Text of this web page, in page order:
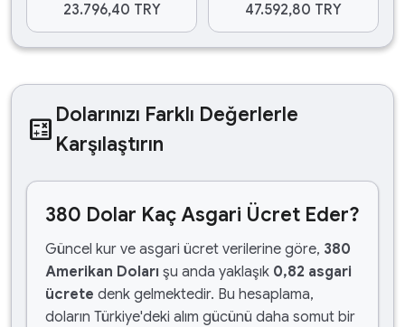
23.796,40 TRY
47.592,80 TRY
calculate Dolarınızı Farklı Değerlerle
Karşılaştırın
380 Dolar Kaç Asgari Ücret Eder?
Güncel kur ve asgari ücret verilerine göre, 380
Amerikan Doları şu anda yaklaşık 0,82 asgari
ücrete denk gelmektedir. Bu hesaplama,
doların Türkiye'deki alım gücünü daha somut bir